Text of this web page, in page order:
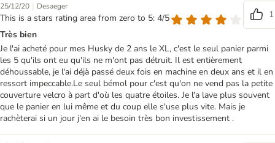
25/12/20 | Desaeger
This is a stars rating area from zero to 5: 4/5
1
Très bien
Je l'ai acheté pour mes Husky de 2 ans le XL, c'est le seul panier parmi
les 5 qu'ils ont eu qu'ils ne m'ont pas détruit. Il est entièrement
déhoussable, je l'ai déjà passé deux fois en machine en deux ans et il en
ressort impeccable.Le seul bémol pour c'est qu'on ne vend pas la petite
couverture velcro à part d'où les quatre étoiles. Je l'a lave plus souvent
que le panier en lui même et du coup elle s'use plus vite. Mais je
rachèterai si un jour j'en ai le besoin très bon investissement .